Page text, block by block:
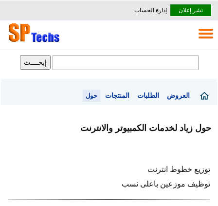
نشر إعلان إدارة الحساب
العروض الطلبات المنتجات حول
حول زياد لخدمات الكمبيوتر والانترنت
توزيع خطوط انترنت
توظيف موزعين باعلى نسب